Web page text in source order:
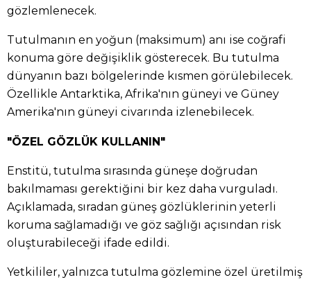
gözlemlenecek.
Tutulmanın en yoğun (maksimum) anı ise coğrafi
konuma göre değişiklik gösterecek. Bu tutulma
dünyanın bazı bölgelerinde kısmen görülebilecek.
Özellikle Antarktika, Afrika'nın güneyi ve Güney
Amerika'nın güneyi civarında izlenebilecek.
"ÖZEL GÖZLÜK KULLANIN"
Enstitü, tutulma sırasında güneşe doğrudan
bakılmaması gerektiğini bir kez daha vurguladı.
Açıklamada, sıradan güneş gözlüklerinin yeterli
koruma sağlamadığı ve göz sağlığı açısından risk
oluşturabileceği ifade edildi.
Yetkililer, yalnızca tutulma gözlemine özel üretilmiş